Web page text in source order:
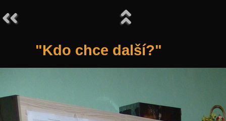
"Kdo chce další?"